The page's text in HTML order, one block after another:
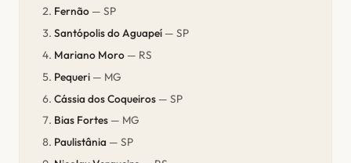
Fernão — SP
Santópolis do Aguapeí — SP
Mariano Moro — RS
Pequeri — MG
Cássia dos Coqueiros — SP
Bias Fortes — MG
Paulistânia — SP